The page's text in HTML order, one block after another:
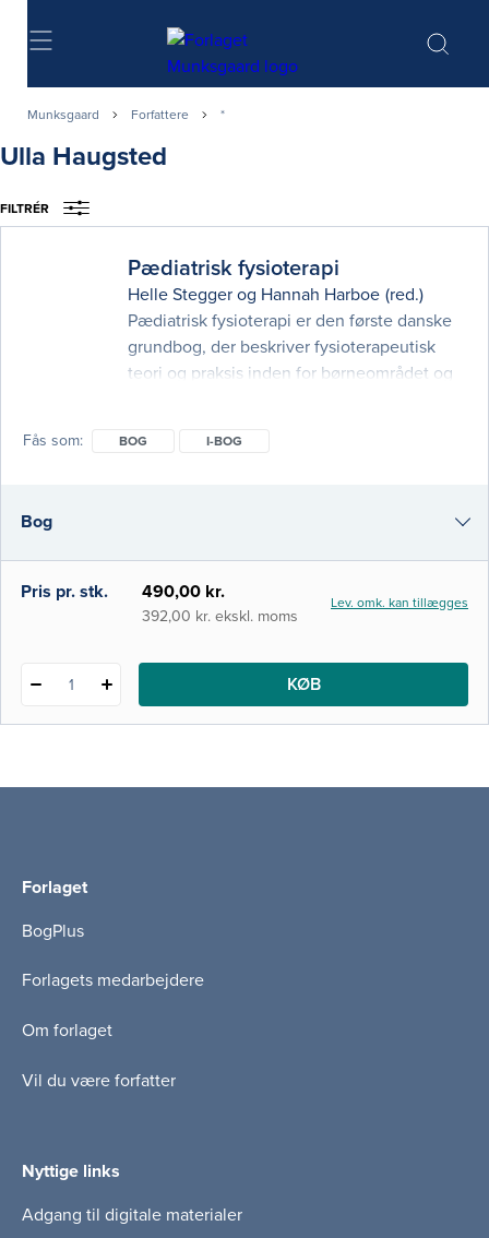
Søg
Munksgaard Forfattere *
Ulla Haugsted
FILTRÉR
Pædiatrisk fysioterapi
Helle Stegger og Hannah Harboe (red.)
Pædiatrisk fysioterapi er den første danske
grundbog, der beskriver fysioterapeutisk
teori og praksis inden for børneområdet og
omhandler børnefysioterapeutens
børnefysioterapeuter ved enhver beha
Fås som BOG I-BOG
Bog
i-bog
Pris pr. stk. 490,00 kr.
392,00 kr. ekskl. moms
Lev. omk. kan tillægges
1 KØB
Forlaget
BogPlus
Forlagets medarbejdere
Om forlaget
Vil du være forfatter
Nyttige links
Adgang til digitale materialer